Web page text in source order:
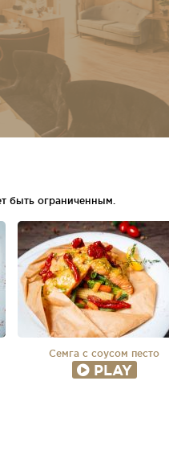
быть ограниченным.
Семга с соусом песто
PLAY